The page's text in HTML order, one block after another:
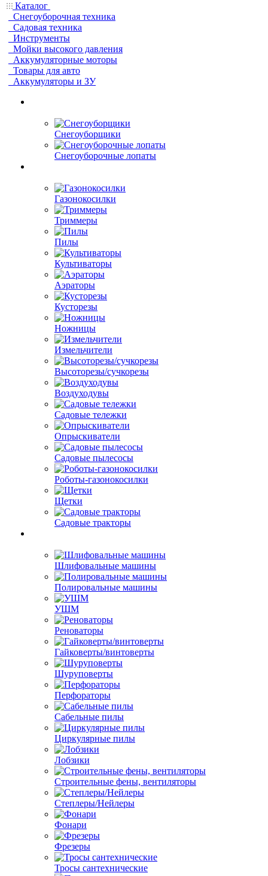
Каталог
Снегоуборочная техника
Садовая техника
Инструменты
Мойки высокого давления
Аккумуляторные моторы
Товары для авто
Аккумуляторы и ЗУ
Снегоуборщики
Снегоуборочные лопаты
Газонокосилки
Триммеры
Пилы
Культиваторы
Аэраторы
Кусторезы
Ножницы
Измельчители
Высоторезы/сучкорезы
Воздуходувы
Садовые тележки
Опрыскиватели
Садовые пылесосы
Роботы-газонокосилки
Щетки
Садовые тракторы
Шлифовальные машины
Полировальные машины
УШМ
Реноваторы
Гайковерты/винтоверты
Шуруповерты
Перфораторы
Сабельные пилы
Циркулярные пилы
Лобзики
Строительные фены, вентиляторы
Степлеры/Нейлеры
Фонари
Фрезеры
Тросы сантехнические